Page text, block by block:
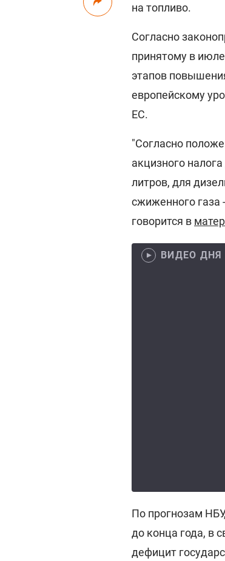
на топливо.
Согласно
принятому в
этапов
европейскому
ЕС.
"Согласно
акцизного
литров, для
сжиженного газа
говорится в
ВИДЕО ДНЯ
По прогнозам
до конца года, в
дефицит